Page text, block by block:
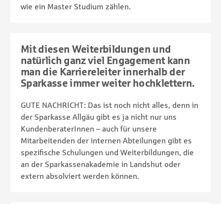
wie ein Master Studium zählen.
Mit diesen Weiterbildungen und
natürlich ganz viel Engagement kann
man die Karriereleiter innerhalb der
Sparkasse immer weiter hochklettern.
GUTE NACHRICHT: Das ist noch nicht alles, denn in
der Sparkasse Allgäu gibt es ja nicht nur uns
KundenberaterInnen – auch für unsere
Mitarbeitenden der internen Abteilungen gibt es
spezifische Schulungen und Weiterbildungen, die
an der Sparkassenakademie in Landshut oder
extern absolviert werden können.